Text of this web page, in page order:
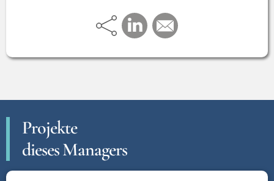
Projekte
dieses Managers